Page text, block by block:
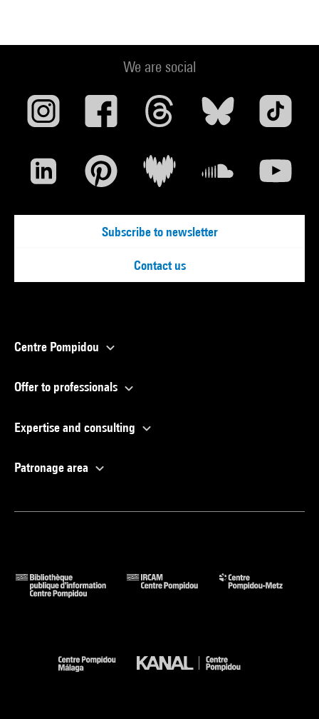
We are social
Subscribe to newsletter
Contact us
Centre Pompidou
Offer to professionals
Expertise and consulting
Patronage area